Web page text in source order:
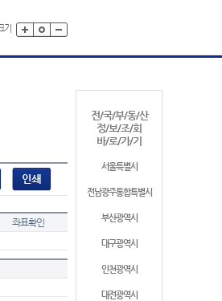
기
전/국/부/동/산
정/보/조/회
바/로/가/기
서울특별시
전남광주통합특별시
부산광역시
대구광역시
인천광역시
대전광역시
좌표확인